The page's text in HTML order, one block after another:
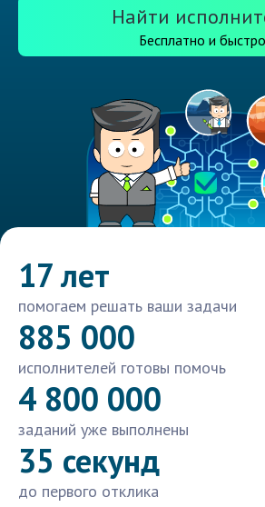
Найти
Бесплатно и быстро
17 лет
помогаем решать ваши задачи
885 000
исполнителей готовы помочь
4 800 000
заданий уже выполнены
35 секунд
до первого отклика